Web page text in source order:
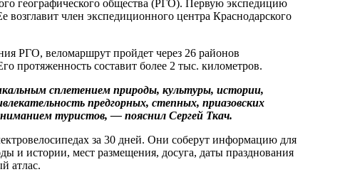
географического общества (РГО). Первую экспедицию
член экспедиционного центра Краснодарского
РГО, веломаршрут пройдет через 26 районов
протяженность составит более 2 тыс. километров.
сплетением природы, культуры, истории,
предгорных, степных, приазовских
туристов, — пояснил Сергей Ткач.
за 30 дней. Они соберут информацию для
и истории, мест размещения, досуга, даты празднования
атлас.